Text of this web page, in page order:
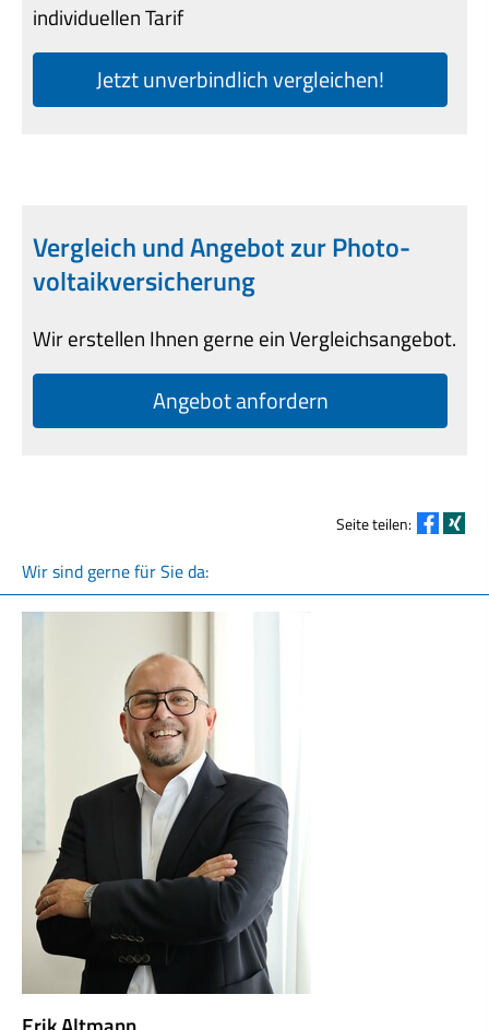
individuellen Tarif
Jetzt unverbindlich ver­gleichen!
Vergleich und Angebot zur Photo­
voltaik­ver­si­che­rung
Wir erstellen Ihnen gerne ein Vergleichsangebot.
An­ge­bot an­for­dern
Seite teilen:
Wir sind gerne für Sie da: